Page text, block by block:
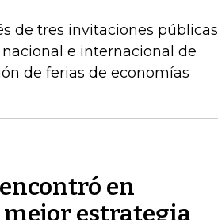
de tres invitaciones públicas
e internacional de
de ferias de economías
en
estrategia